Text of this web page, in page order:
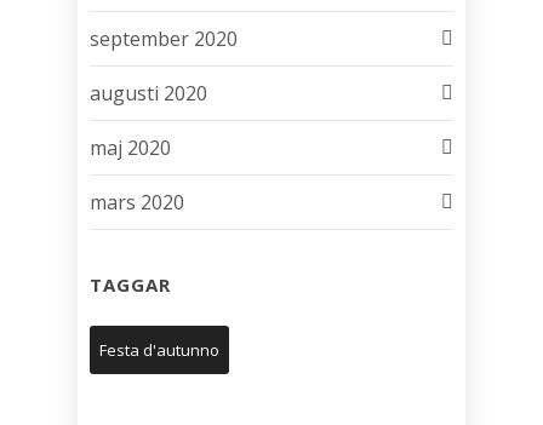
september 2020
augusti 2020
maj 2020
mars 2020
TAGGAR
Festa d'autunno